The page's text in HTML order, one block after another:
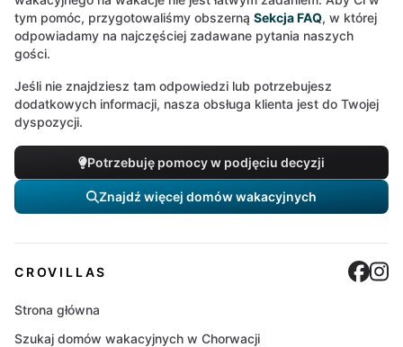
tym pomóc, przygotowaliśmy obszerną Sekcja FAQ, w której
odpowiadamy na najczęściej zadawane pytania naszych
gości.
Jeśli nie znajdziesz tam odpowiedzi lub potrzebujesz
dodatkowych informacji, nasza obsługa klienta jest do Twojej
dyspozycji.
Potrzebuję pomocy w podjęciu decyzji
Znajdź więcej domów wakacyjnych
CROVILLAS
Strona główna
Szukaj domów wakacyjnych w Chorwacji